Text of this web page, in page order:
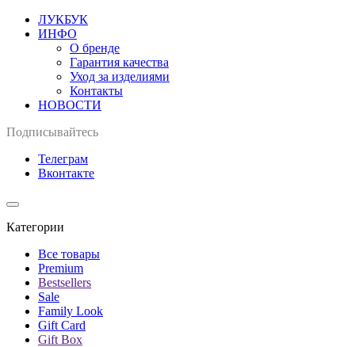
ЛУКБУК
ИНФО
О бренде
Гарантия качества
Уход за изделиями
Контакты
НОВОСТИ
Подписывайтесь
Телеграм
Вконтакте
Категории
Все товары
Premium
Bestsellers
Sale
Family Look
Gift Card
Gift Box